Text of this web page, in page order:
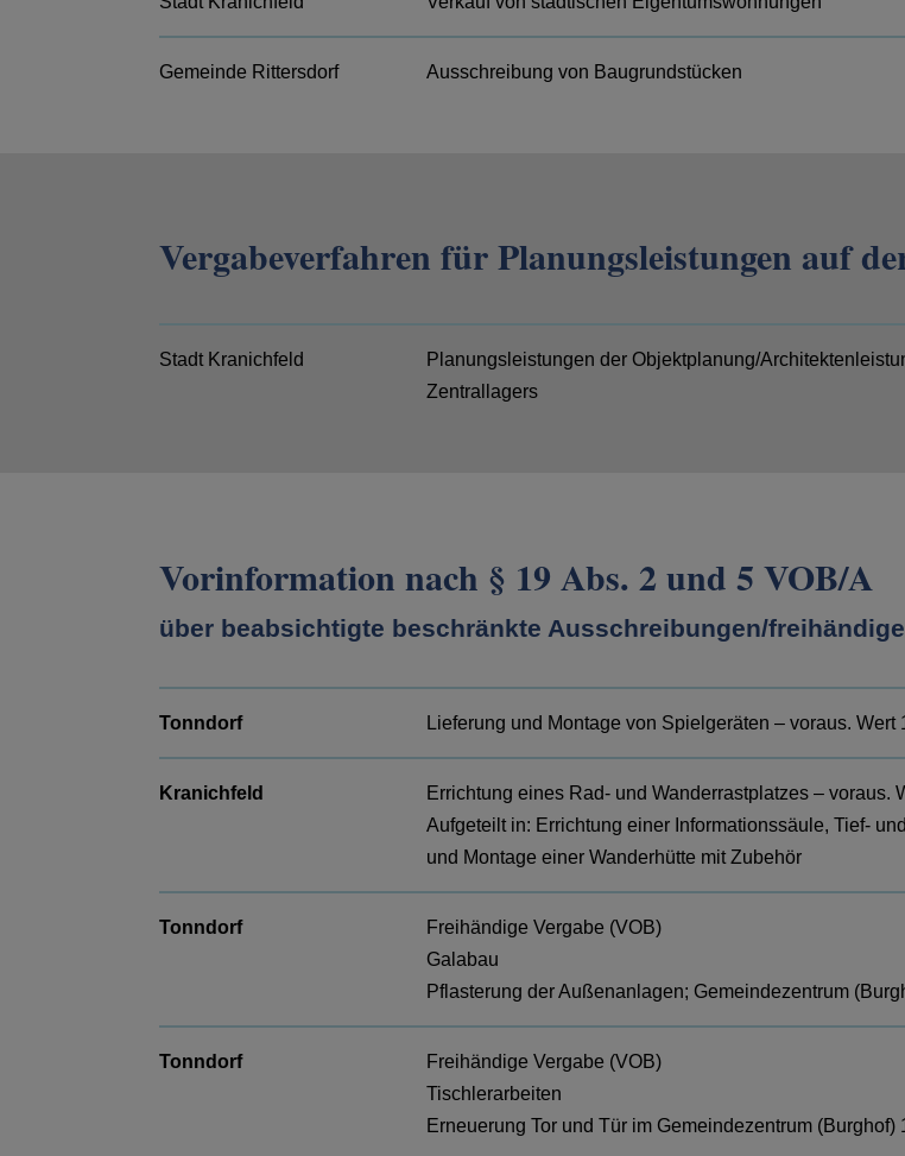
Gemeinde Rittersdorf Ausschreibung von Baugrundstücken
Vergabeverfahren für Planungsleistungen auf
Stadt Kranichfeld
Planungsleistungen der Objektplanung/
Zentrallagers
Vorinformation nach § 19 Abs. 2 und 5 VOB/A
über beabsichtigte beschränkte Ausschreibungen/
Tonndorf Lieferung und Montage von Spielgeräten – voraus. Wert
Kranichfeld
Errichtung eines Rad- und Wanderrastplatzes – voraus.
Aufgeteilt in: Errichtung einer Informationssäule, Tief-
und Montage einer Wanderhütte mit Zubehör
Tonndorf
Freihändige Vergabe (VOB)
Galabau
Pflasterung der Außenanlagen; Gemeindezentrum
Tonndorf
Freihändige Vergabe (VOB)
Tischlerarbeiten
Erneuerung Tor und Tür im Gemeindezentrum (Burghof)